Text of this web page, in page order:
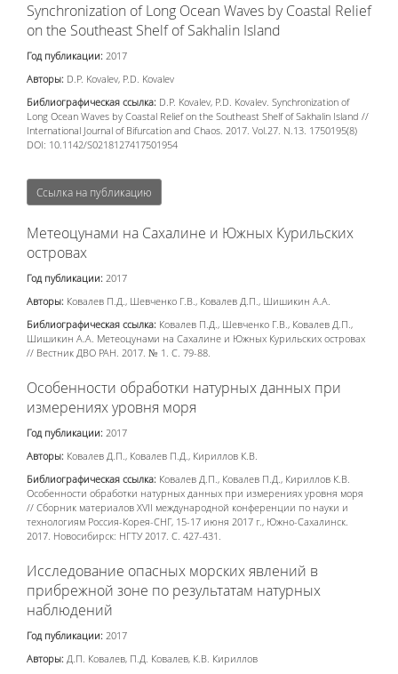
Synchronization of Long Ocean Waves by Coastal Relief
on the Southeast Shelf of Sakhalin Island
Год публикации: 2017
Авторы: D.P. Kovalev, P.D. Kovalev
Библиографическая ссылка: D.P. Kovalev, P.D. Kovalev. Synchronization of
Long Ocean Waves by Coastal Relief on the Southeast Shelf of Sakhalin Island //
International Journal of Bifurcation and Chaos. 2017. Vol.27. N.13. 1750195(8)
DOI: 10.1142/S0218127417501954
Ссылка на публикацию
Метеоцунами на Сахалине и Южных Курильских
островах
Год публикации: 2017
Авторы: Ковалев П.Д., Шевченко Г.В., Ковалев Д.П., Шишикин А.А.
Библиографическая ссылка: Ковалев П.Д., Шевченко Г.В., Ковалев Д.П.,
Шишикин А.А. Метеоцунами на Сахалине и Южных Курильских островах
// Вестник ДВО РАН. 2017. № 1. С. 79-88.
Особенности обработки натурных данных при
измерениях уровня моря
Год публикации: 2017
Авторы: Ковалев Д.П., Ковалев П.Д., Кириллов К.В.
Библиографическая ссылка: Ковалев Д.П., Ковалев П.Д., Кириллов К.В.
Особенности обработки натурных данных при измерениях уровня моря
// Сборник материалов XVII международной конференции по науки и
технологиям Россия-Корея-СНГ, 15-17 июня 2017 г., Южно-Сахалинск.
2017. Новосибирск: НГТУ 2017. С. 427-431.
Исследование опасных морских явлений в
прибрежной зоне по результатам натурных
наблюдений
Год публикации: 2017
Авторы: Д.П. Ковалев, П.Д. Ковалев, К.В. Кириллов